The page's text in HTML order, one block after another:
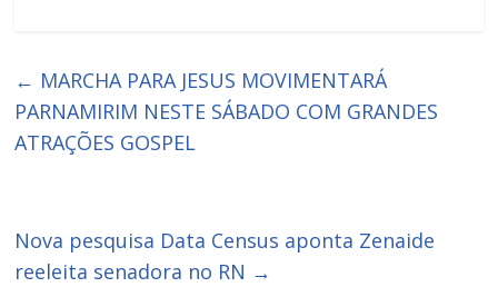
← MARCHA PARA JESUS MOVIMENTARÁ
PARNAMIRIM NESTE SÁBADO COM GRANDES
ATRAÇÕES GOSPEL
Nova pesquisa Data Census aponta Zenaide
reeleita senadora no RN →